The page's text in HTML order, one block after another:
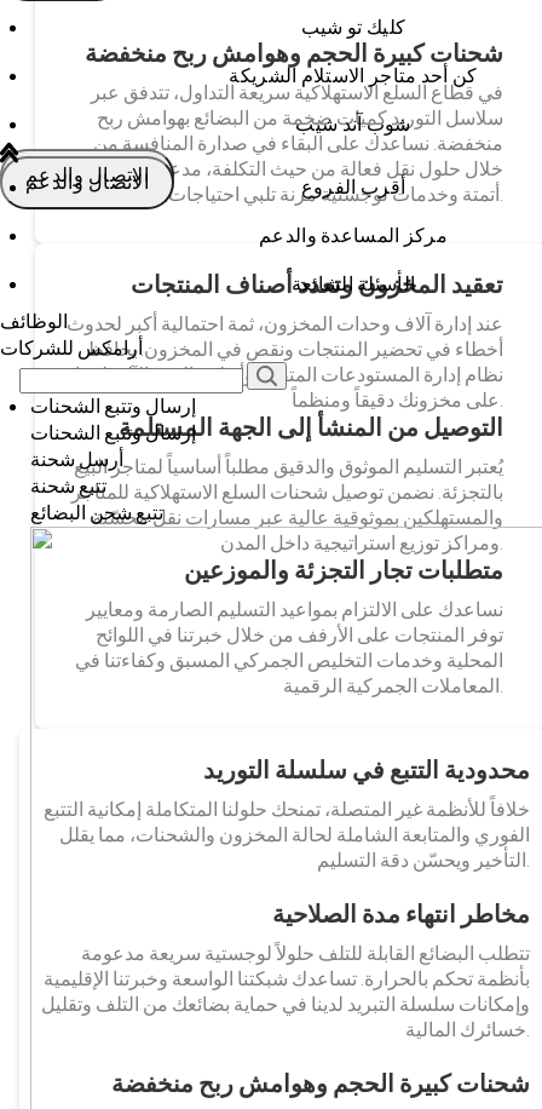
كليك تو شيب
كن أحد متاجر الاستلام الشريكة
شوب آند شيب
الاتصال والدعم
الاتصال والدعم
أقرب الفروع
مركز المساعدة والدعم
الأسئلة الشائعة
الوظائف
أرامكس للشركات
إرسال وتتبع الشحنات
إرسال وتتبع الشحنات
أرسل شحنة
تتبع شحنة
تتبع شحن البضائع
شحنات كبيرة الحجم وهوامش ربح منخفضة
في قطاع السلع الاستهلاكية سريعة التداول، تتدفق عبر
سلاسل التوريد كميات ضخمة من البضائع بهوامش ربح
منخفضة. نساعدك على البقاء في صدارة المنافسة من
خلال حلول نقل فعالة من حيث التكلفة، مدعومة بتقنيات
أتمتة وخدمات لوجستية مرنة تلبي احتياجات أعمالك.
تعقيد المخزون وتعدد أصناف المنتجات
عند إدارة آلاف وحدات المخزون، ثمة احتمالية أكبر لحدوث
أخطاء في تحضير المنتجات ونقص في المخزون. يحافظ
نظام إدارة المستودعات المتقدم وأنظمة الفرز الآلي لدينا
على مخزونك دقيقاً ومنظماً.
التوصيل من المنشأ إلى الجهة المستلمة
يُعتبر التسليم الموثوق والدقيق مطلباً أساسياً لمتاجر البيع
بالتجزئة. نضمن توصيل شحنات السلع الاستهلاكية للمتاجر
والمستهلكين بموثوقية عالية عبر مسارات نقل محسّنة
ومراكز توزيع استراتيجية داخل المدن.
متطلبات تجار التجزئة والموزعين
نساعدك على الالتزام بمواعيد التسليم الصارمة ومعايير
توفر المنتجات على الأرفف من خلال خبرتنا في اللوائح
المحلية وخدمات التخليص الجمركي المسبق وكفاءتنا في
المعاملات الجمركية الرقمية.
محدودية التتبع في سلسلة التوريد
خلافاً للأنظمة غير المتصلة، تمنحك حلولنا المتكاملة إمكانية التتبع
الفوري والمتابعة الشاملة لحالة المخزون والشحنات، مما يقلل
التأخير ويحسّن دقة التسليم.
مخاطر انتهاء مدة الصلاحية
تتطلب البضائع القابلة للتلف حلولاً لوجستية سريعة مدعومة
بأنظمة تحكم بالحرارة. تساعدك شبكتنا الواسعة وخبرتنا الإقليمية
وإمكانات سلسلة التبريد لدينا في حماية بضائعك من التلف وتقليل
خسائرك المالية.
شحنات كبيرة الحجم وهوامش ربح منخفضة